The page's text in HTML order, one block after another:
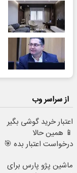
از سراسر وب
اعتبار خرید گوشی بگیر
📱 همین حالا
درخواست اعتبار بده 🎯
ماشین پژو پارس برای